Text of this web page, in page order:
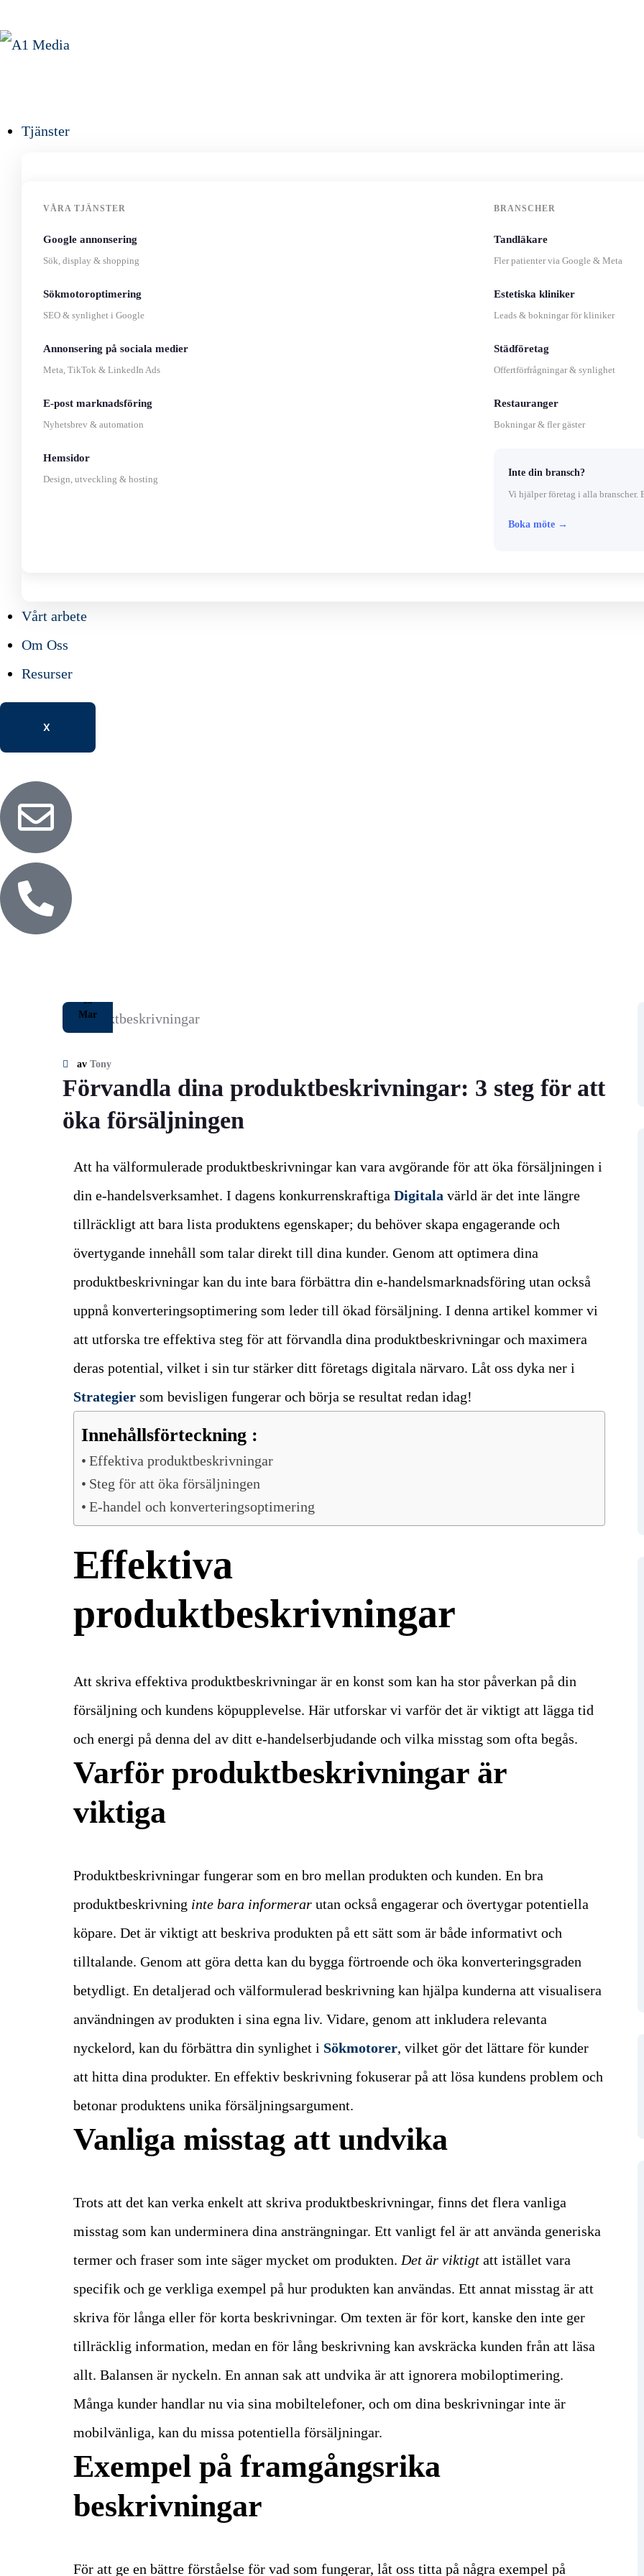
Tjänster
VÅRA TJÄNSTER
Google annonsering
Sök, display & shopping
Sökmotoroptimering
SEO & synlighet i Google
Annonsering på sociala medier
Meta, TikTok & LinkedIn Ads
E-post marknadsföring
Nyhetsbrev & automation
Hemsidor
Design, utveckling & hosting
BRANSCHER
Tandläkare
Fler patienter via Google & Meta
Estetiska kliniker
Leads & bokningar för kliniker
Städföretag
Offertförfrågningar & synlighet
Restauranger
Bokningar & fler gäster
Inte din bransch?
Vi hjälper företag i alla branscher.
Boka möte →
Vårt arbete
Om Oss
Resurser
X
13
Mar
av Tony
Förvandla dina produktbeskrivningar: 3 steg för att
öka försäljningen
Att ha välformulerade produktbeskrivningar kan vara avgörande för att öka försäljningen i
din e-handelsverksamhet. I dagens konkurrenskraftiga Digitala värld är det inte längre
tillräckligt att bara lista produktens egenskaper; du behöver skapa engagerande och
övertygande innehåll som talar direkt till dina kunder. Genom att optimera dina
produktbeskrivningar kan du inte bara förbättra din e-handelsmarknadsföring utan också
uppnå konverteringsoptimering som leder till ökad försäljning. I denna artikel kommer vi
att utforska tre effektiva steg för att förvandla dina produktbeskrivningar och maximera
deras potential, vilket i sin tur stärker ditt företags digitala närvaro. Låt oss dyka ner i
Strategier som bevisligen fungerar och börja se resultat redan idag!
Innehållsförteckning :
Effektiva produktbeskrivningar
Steg för att öka försäljningen
E-handel och konverteringsoptimering
Effektiva
produktbeskrivningar
Att skriva effektiva produktbeskrivningar är en konst som kan ha stor påverkan på din
försäljning och kundens köpupplevelse. Här utforskar vi varför det är viktigt att lägga tid
och energi på denna del av ditt e-handelserbjudande och vilka misstag som ofta begås.
Varför produktbeskrivningar är
viktiga
Produktbeskrivningar fungerar som en bro mellan produkten och kunden. En bra
produktbeskrivning inte bara informerar utan också engagerar och övertygar potentiella
köpare. Det är viktigt att beskriva produkten på ett sätt som är både informativt och
tilltalande. Genom att göra detta kan du bygga förtroende och öka konverteringsgraden
betydligt. En detaljerad och välformulerad beskrivning kan hjälpa kunderna att visualisera
användningen av produkten i sina egna liv. Vidare, genom att inkludera relevanta
nyckelord, kan du förbättra din synlighet i Sökmotorer, vilket gör det lättare för kunder
att hitta dina produkter. En effektiv beskrivning fokuserar på att lösa kundens problem och
betonar produktens unika försäljningsargument.
Vanliga misstag att undvika
Trots att det kan verka enkelt att skriva produktbeskrivningar, finns det flera vanliga
misstag som kan underminera dina ansträngningar. Ett vanligt fel är att använda generiska
termer och fraser som inte säger mycket om produkten. Det är viktigt att istället vara
specifik och ge verkliga exempel på hur produkten kan användas. Ett annat misstag är att
skriva för långa eller för korta beskrivningar. Om texten är för kort, kanske den inte ger
tillräcklig information, medan en för lång beskrivning kan avskräcka kunden från att läsa
allt. Balansen är nyckeln. En annan sak att undvika är att ignorera mobiloptimering.
Många kunder handlar nu via sina mobiltelefoner, och om dina beskrivningar inte är
mobilvänliga, kan du missa potentiella försäljningar.
Exempel på framgångsrika
beskrivningar
För att ge en bättre förståelse för vad som fungerar, låt oss titta på några exempel på